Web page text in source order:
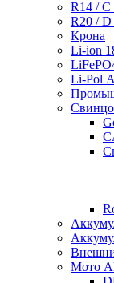
R14 / C
R20 / D
Крона
Li-ion
Li-Pol
Мото